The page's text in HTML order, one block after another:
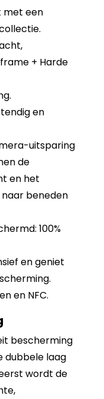
met een
+ Harde
en
uitsparing
de
en het
beneden
100%
en geniet
en NFC.
bescherming
dubbele laag
wordt de